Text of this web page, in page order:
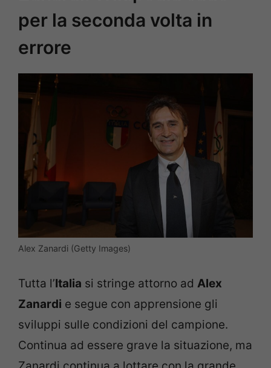
per la seconda volta in
errore
Alex Zanardi (Getty Images)
Tutta l’Italia si stringe attorno ad Alex
Zanardi e segue con apprensione gli
sviluppi sulle condizioni del campione.
Continua ad essere grave la situazione, ma